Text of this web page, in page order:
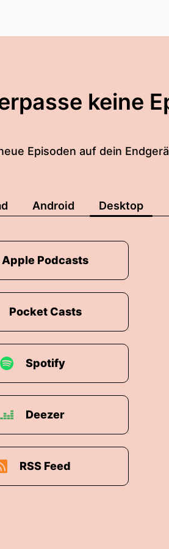
keine
Episoden auf dein
Android Desktop
Apple Podcasts
Pocket Casts
Spotify
Deezer
RSS Feed